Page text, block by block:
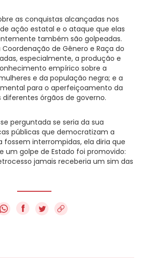
as conquistas alcançadas nos
ação estatal e o ataque que elas
também são golpeadas.
de Gênero e Raça do
especialmente, a produção e
empírico sobre a
e da população negra; e a
para o aperfeiçoamento da
órgãos de governo.
perguntada se seria da sua
públicas que democratizam a
fossem interrompidas, ela diria que
um golpe de Estado foi promovido:
jamais receberia um sim das
f